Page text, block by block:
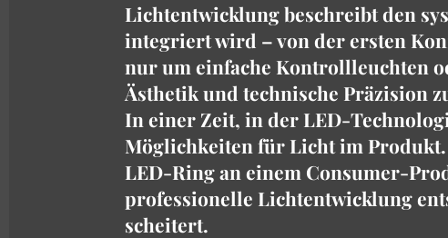
Lichtentwicklung beschreibt den
integriert wird – von der ersten
nur um einfache Kontrollleuchten
Ästhetik und technische Präzision
In einer Zeit, in der LED-
Möglichkeiten für Licht im
LED-Ring an einem Consumer-
professionelle Lichtentwicklung
scheitert.